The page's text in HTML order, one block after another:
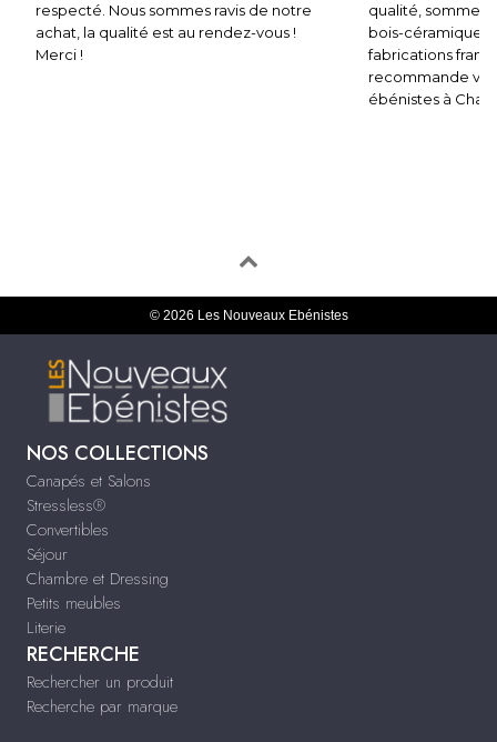
respecté. Nous sommes ravis de notre
achat, la qualité est au rendez-vous !
Merci !
qualité, somme
bois-céramique,
fabrications
recommande
ébénistes à
© 2026 Les Nouveaux Ebénistes
NOS COLLECTIONS
Canapés et Salons
Stressless®
Convertibles
Séjour
Chambre et Dressing
Petits meubles
Literie
RECHERCHE
Rechercher un produit
Recherche par marque